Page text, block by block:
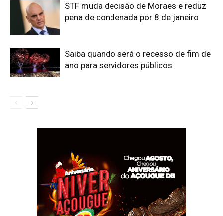
STF muda decisão de Moraes e reduz
pena de condenada por 8 de janeiro
Saiba quando será o recesso de fim de
ano para servidores públicos